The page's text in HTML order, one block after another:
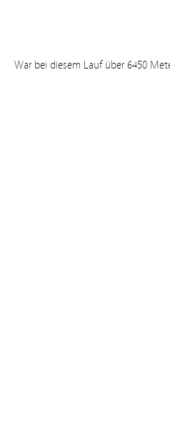
War bei diesem Lauf über 6450